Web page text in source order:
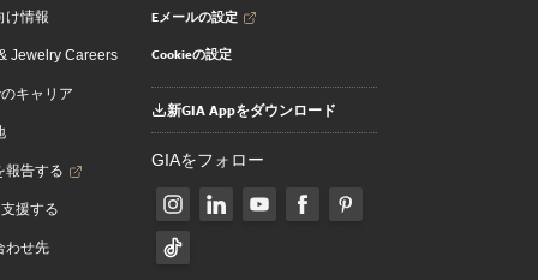
け情報
Jewelry Careers
キャリア
報告する
援する
わせ先
Eメールの設定
Cookieの設定
新GIA Appをダウンロード
GIAをフォロー